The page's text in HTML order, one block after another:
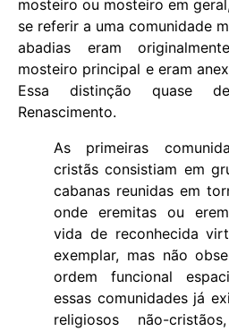
mosteiro ou mosteiro em
se referir a uma comunidade
abadias eram
mosteiro principal e eram
Essa distinção quase
Renascimento.
As primeiras
cristãs consistiam em
cabanas reunidas em
onde eremitas ou
vida de reconhecida
exemplar, mas não
ordem funcional
essas comunidades já
religiosos não-